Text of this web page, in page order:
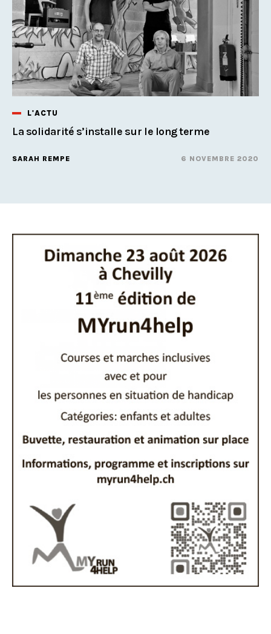
L'ACTU
La solidarité s’installe sur le long terme
SARAH REMPE 6 NOVEMBRE 2020